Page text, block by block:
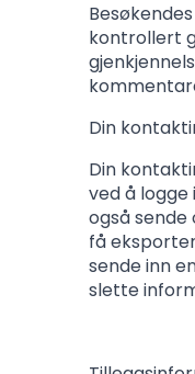
kontrollert
Din
Din
ved å logge
også sende
få
sende inn
slette